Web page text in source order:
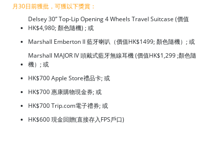
月30日前獲批，可獲以下獎賞：
Delsey 30” Top-Lip Opening 4 Wheels Travel Suitcase (價值
HK$4,980; 顏色隨機) ; 或
Marshall Emberton II 藍牙喇叭（價值HK$1499; 顏色隨機）; 或
Marshall MAJOR IV 頭戴式藍牙無線耳機 (價值HK$1,299 ;顏色隨
機）; 或
HK$700 Apple Store禮品卡; 或
HK$700 惠康購物現金券; 或
HK$700 Trip.com電子禮券; 或
HK$600 現金回贈(直接存入FPS戶口)